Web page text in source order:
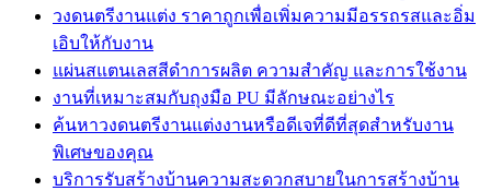
วงดนตรีงานแต่ง ราคาถูกเพื่อเพิ่มความมีอรรถรสและอิ่ม
เอิบให้กับงาน
แผ่นสแตนเลสสีดำการผลิต ความสำคัญ และการใช้งาน
งานที่เหมาะสมกับถุงมือ PU มีลักษณะอย่างไร
ค้นหาวงดนตรีงานแต่งงานหรือดีเจที่ดีที่สุดสำหรับงาน
พิเศษของคุณ
บริการรับสร้างบ้านความสะดวกสบายในการสร้างบ้าน